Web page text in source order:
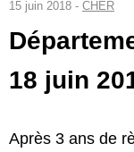
15 juin 2018 - CHER
18 juin
Après 3 ans de